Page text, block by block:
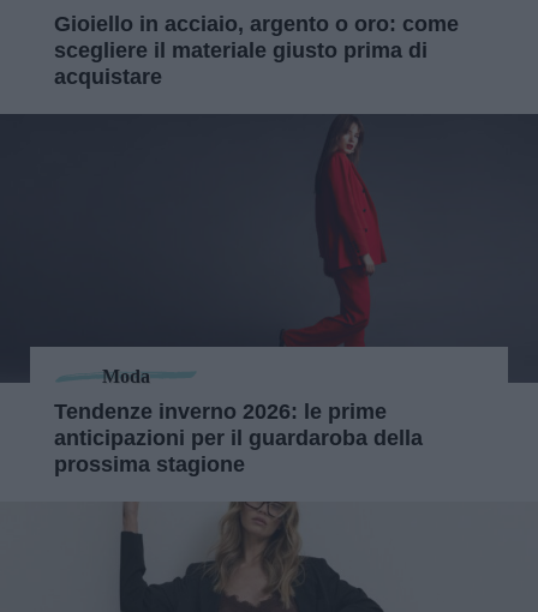
Gioiello in acciaio, argento o oro: come
scegliere il materiale giusto prima di
acquistare
Moda
Tendenze inverno 2026: le prime
anticipazioni per il guardaroba della
prossima stagione